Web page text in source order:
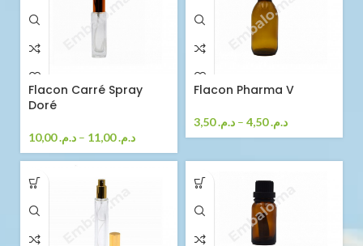
Flacon Carré Spray
Doré
د.م.10,00 – د.م.11,00
Flacon Pharma V
د.م.3,50 – د.م.4,50